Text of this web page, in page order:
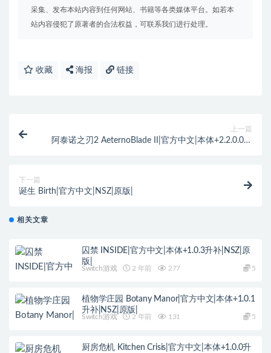
采集、发布本站内容到任何网站、书籍等各类媒体平台。如若本
站内容侵犯了原著者的合法权益，可联系我们进行处理。
收藏 海报 链接
上一篇
阿泰诺之刃2 AeternoBlade II|官方中文|本体+2.2.0.0补
下一篇
诞生 Birth|官方中文|NSZ|原版|
相关文章
囚禁 INSIDE|官方中文|本体+1.0.3升补|NSZ|原
版|
Switch游戏 2 年前 277 5
植物学庄园 Botany Manor|官方中文|本体+1.0.1
升补|NSZ|原版|
Switch游戏 2 年前 131 5
厨房危机 Kitchen Crisis|官方中文|本体+1.0.0升